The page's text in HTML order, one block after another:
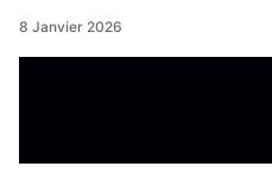
8 Janvier 2026